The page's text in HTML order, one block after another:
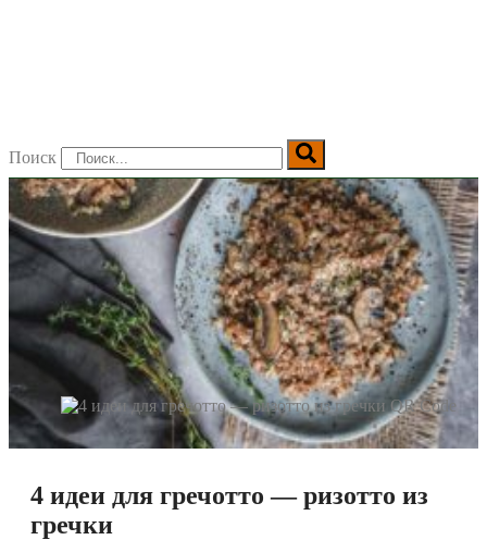
Поиск
4 идеи для гречотто — ризотто из
гречки